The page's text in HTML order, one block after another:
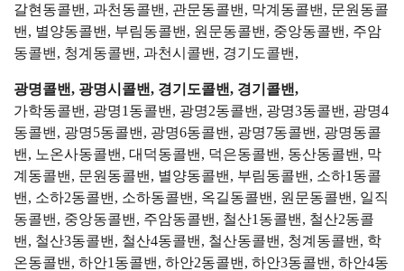
갈현동콜밴, 과천동콜밴, 관문동콜밴, 막계동콜밴, 문원동콜
밴, 별양동콜밴, 부림동콜밴, 원문동콜밴, 중앙동콜밴, 주암
동콜밴, 청계동콜밴, 과천시콜밴, 경기도콜밴,
광명콜밴, 광명시콜밴, 경기도콜밴, 경기콜밴,
가학동콜밴, 광명1동콜밴, 광명2동콜밴, 광명3동콜밴, 광명4
동콜밴, 광명5동콜밴, 광명6동콜밴, 광명7동콜밴, 광명동콜
밴, 노온사동콜밴, 대덕동콜밴, 덕은동콜밴, 동산동콜밴, 막
계동콜밴, 문원동콜밴, 별양동콜밴, 부림동콜밴, 소하1동콜
밴, 소하2동콜밴, 소하동콜밴, 옥길동콜밴, 원문동콜밴, 일직
동콜밴, 중앙동콜밴, 주암동콜밴, 철산1동콜밴, 철산2동콜
밴, 철산3동콜밴, 철산4동콜밴, 철산동콜밴, 청계동콜밴, 학
온동콜밴, 하안1동콜밴, 하안2동콜밴, 하안3동콜밴, 하안4동